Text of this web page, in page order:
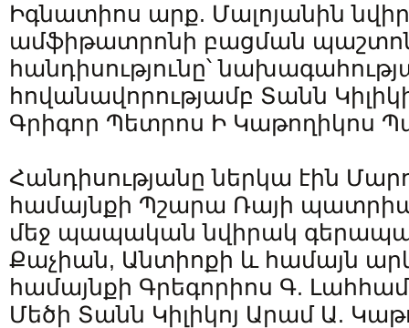
Իգնատիոս արք. Մալոյանին
ամֆիթատրոնի բացման
հանդիսությունը՝
հովանավորությամբ Տանն
Գրիգոր Պետրոս Ի Կաթողիկոս
Հանդիսությանը ներկա էին
համայնքի Պշարա Ռայի
մեջ պապական նվիրակ
Քաչիան, Անտիոքի և համայն
համայնքի Գրեգորիոս Գ.
Մեծի Տանն Կիլիկոյ Արամ Ա.